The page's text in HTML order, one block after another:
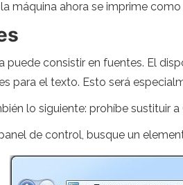
máquina ahora se imprime
puede consistir en fuentes. El
para el texto. Esto será
lo siguiente: prohíbe sustituir a
de control, busque un